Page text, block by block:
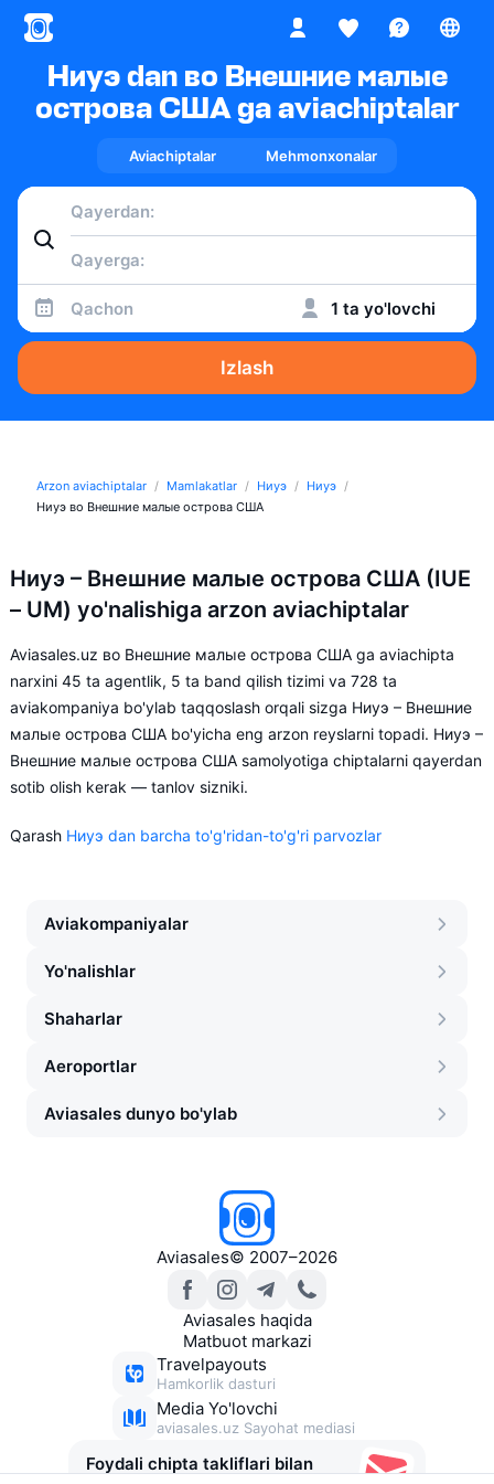
Ниуэ dan во Внешние малые
острова США ga aviachiptalar
Aviachiptalar Mehmonxonalar
Qachon 1 ta yo'lovchi
Izlash
Arzon aviachiptalar Mamlakatlar Ниуэ
Ниуэ
Ниуэ во Внешние малые острова США
Ниуэ – Внешние малые острова США (IUE
– UM) yo'nalishiga arzon aviachiptalar
Aviasales.uz во Внешние малые острова США ga aviachipta
narxini 45 ta agentlik, 5 ta band qilish tizimi va 728 ta
aviakompaniya bo'ylab taqqoslash orqali sizga Ниуэ – Внешние
малые острова США bo'yicha eng arzon reyslarni topadi. Ниуэ –
Внешние малые острова США samolyotiga chiptalarni qayerdan
sotib olish kerak — tanlov sizniki.
Qarash Ниуэ dan barcha to'g'ridan-to'g'ri parvozlar
Aviakompaniyalar
Yo'nalishlar
Shaharlar
Aeroportlar
Aviasales dunyo bo'ylab
Aviasales© 2007–2026
Aviasales haqida
Matbuot markazi
Travelpayouts
Hamkorlik dasturi
Media Yo'lovchi
aviasales.uz Sayohat mediasi
Foydali chipta takliflari bilan